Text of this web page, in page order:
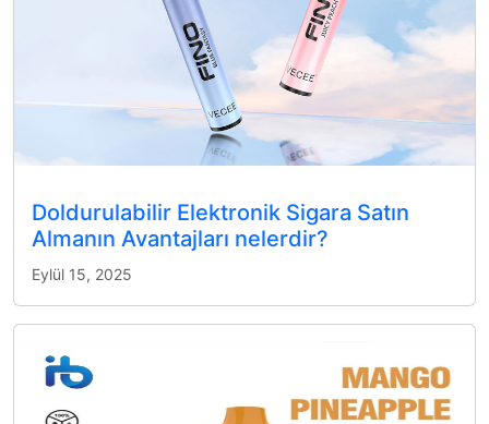
Doldurulabilir Elektronik Sigara Satın
Almanın Avantajları nelerdir?
Eylül 15, 2025